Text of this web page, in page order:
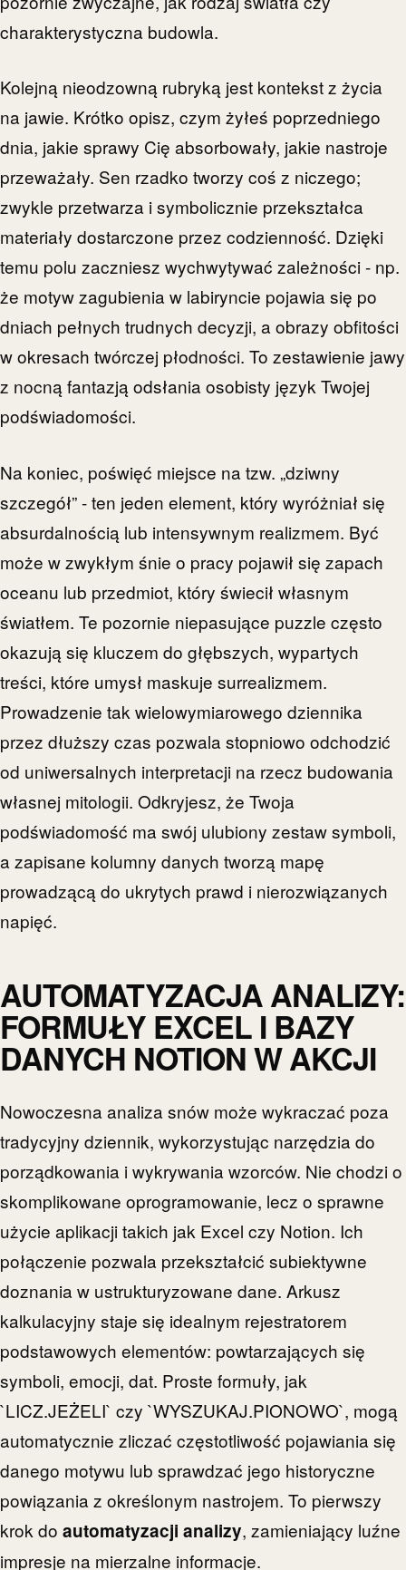
charakterystyczna budowla.
Kolejną nieodzowną rubryką jest kontekst z życia
na jawie. Krótko opisz, czym żyłeś poprzedniego
dnia, jakie sprawy Cię absorbowały, jakie nastroje
przeważały. Sen rzadko tworzy coś z niczego;
zwykle przetwarza i symbolicznie przekształca
materiały dostarczone przez codzienność. Dzięki
temu polu zaczniesz wychwytywać zależności - np.
że motyw zagubienia w labiryncie pojawia się po
dniach pełnych trudnych decyzji, a obrazy obfitości
w okresach twórczej płodności. To zestawienie jawy
z nocną fantazją odsłania osobisty język Twojej
podświadomości.
Na koniec, poświęć miejsce na tzw. „dziwny
szczegół” - ten jeden element, który wyróżniał się
absurdalnością lub intensywnym realizmem. Być
może w zwykłym śnie o pracy pojawił się zapach
oceanu lub przedmiot, który świecił własnym
światłem. Te pozornie niepasujące puzzle często
okazują się kluczem do głębszych, wypartych
treści, które umysł maskuje surrealizmem.
Prowadzenie tak wielowymiarowego dziennika
przez dłuższy czas pozwala stopniowo odchodzić
od uniwersalnych interpretacji na rzecz budowania
własnej mitologii. Odkryjesz, że Twoja
podświadomość ma swój ulubiony zestaw symboli,
a zapisane kolumny danych tworzą mapę
prowadzącą do ukrytych prawd i nierozwiązanych
napięć.
AUTOMATYZACJA ANALIZY:
FORMUŁY EXCEL I BAZY
DANYCH NOTION W AKCJI
Nowoczesna analiza snów może wykraczać poza
tradycyjny dziennik, wykorzystując narzędzia do
porządkowania i wykrywania wzorców. Nie chodzi o
skomplikowane oprogramowanie, lecz o sprawne
użycie aplikacji takich jak Excel czy Notion. Ich
połączenie pozwala przekształcić subiektywne
doznania w ustrukturyzowane dane. Arkusz
kalkulacyjny staje się idealnym rejestratorem
podstawowych elementów: powtarzających się
symboli, emocji, dat. Proste formuły, jak
`LICZ.JEŻELI` czy `WYSZUKAJ.PIONOWO`, mogą
automatycznie zliczać częstotliwość pojawiania się
danego motywu lub sprawdzać jego historyczne
powiązania z określonym nastrojem. To pierwszy
krok do automatyzacji analizy, zamieniający luźne
impresje na mierzalne informacje.